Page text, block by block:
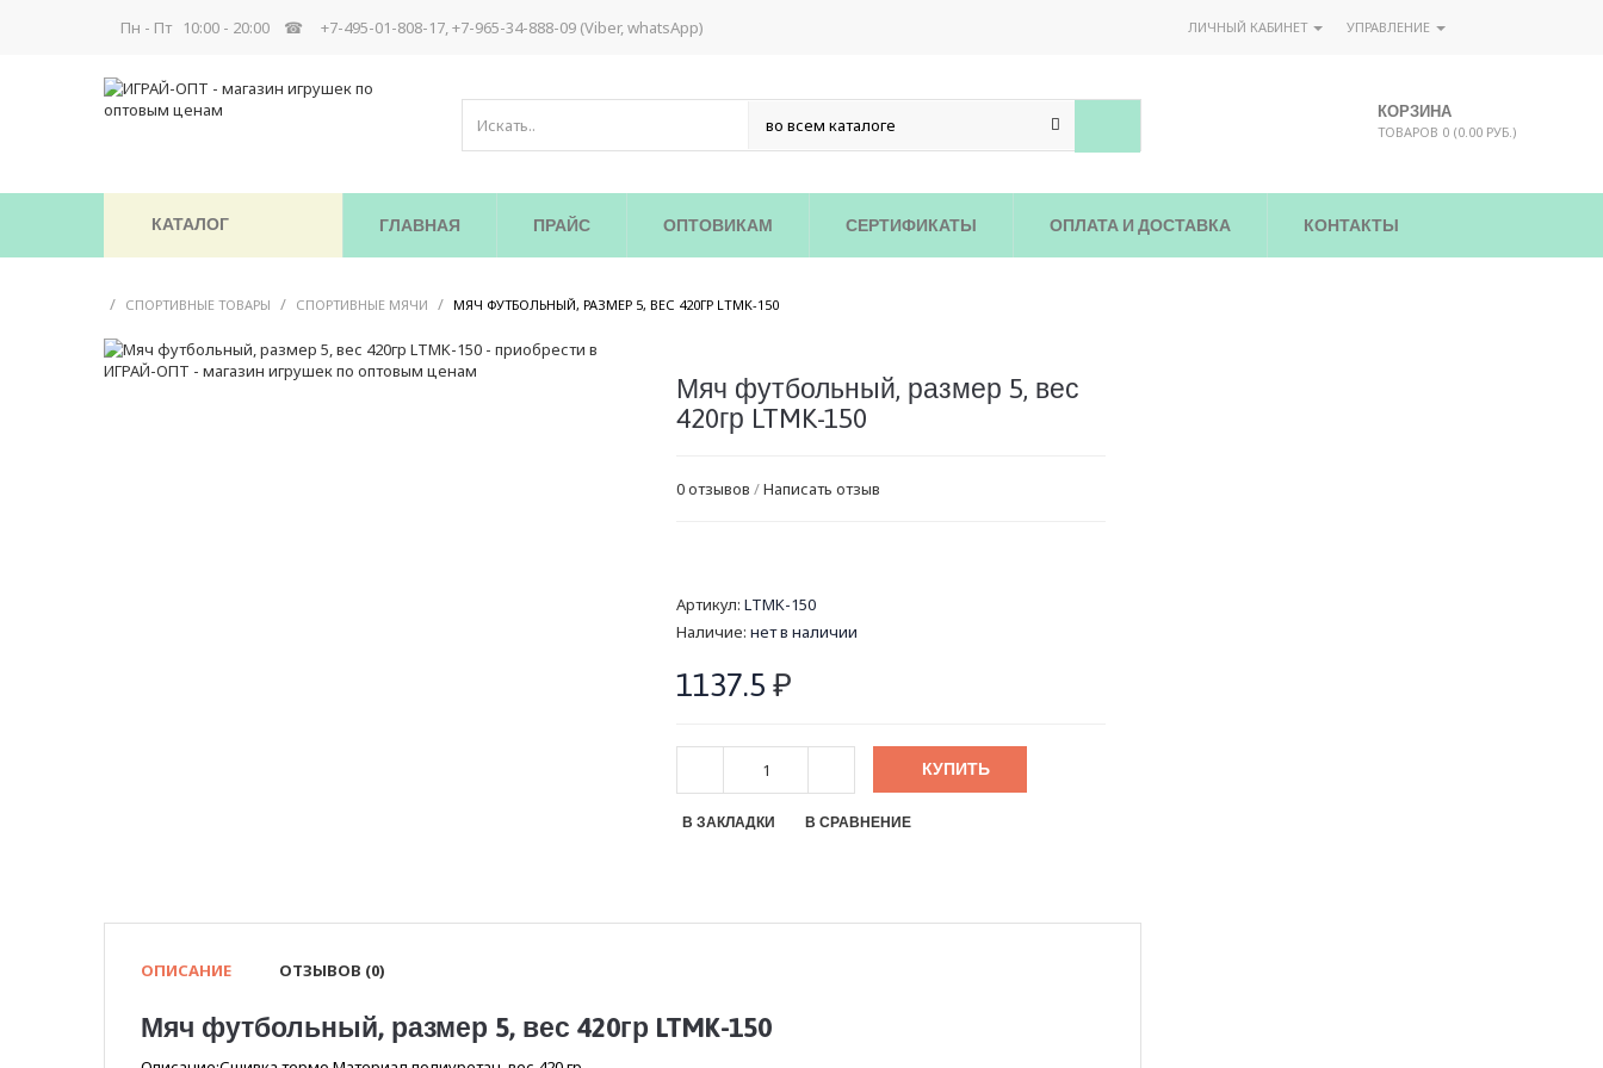
Пн - Пт 10:00 - 20:00 ☎ +7-495-01-808-17, +7-965-34-888-09 (Viber, whatsApp) ЛИЧНЫЙ КАБИНЕТ УПРАВЛЕНИЕ
КОРЗИНА
ТОВАРОВ 0 (0.00 РУБ.)
КАТАЛОГ ГЛАВНАЯ ПРАЙС ОПТОВИКАМ СЕРТИФИКАТЫ ОПЛАТА И ДОСТАВКА КОНТАКТЫ
/ СПОРТИВНЫЕ ТОВАРЫ / СПОРТИВНЫЕ МЯЧИ / МЯЧ ФУТБОЛЬНЫЙ, РАЗМЕР 5, ВЕС 420ГР LTMK-150
Мяч футбольный, размер 5, вес
420гр LTMK-150
0 отзывов /Написать отзыв
Артикул: LTMK-150
Наличие: нет в наличии
1137.5 ₽
КУПИТЬ
В ЗАКЛАДКИ В СРАВНЕНИЕ
ОПИСАНИЕ ОТЗЫВОВ (0)
Мяч футбольный, размер 5, вес 420гр LTMK-150